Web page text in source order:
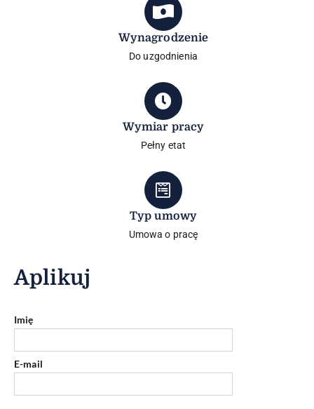
Wynagrodzenie
Do uzgodnienia
Wymiar pracy
Pełny etat
Typ umowy
Umowa o pracę
Aplikuj
Imię
E-mail